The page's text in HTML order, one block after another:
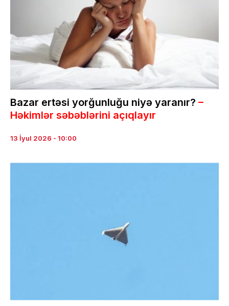
Bazar ertəsi yorğunluğu niyə yaranır? –
Həkimlər səbəblərini açıqlayır
13 İyul 2026 - 10:00